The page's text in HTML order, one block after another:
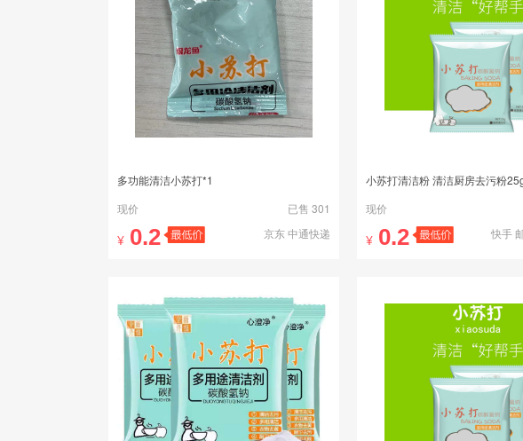
多功能清洁小苏打*1
现价
已售 301
¥ 0.2 京东 中通快递
现价
¥ 0.2 快手